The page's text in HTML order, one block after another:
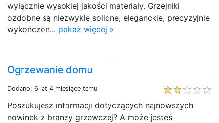
wyłącznie wysokiej jakości materiały. Grzejniki
ozdobne są niezwykle solidne, eleganckie, precyzyjnie
wykończon... pokaż więcej »
Ogrzewanie domu
Dodano: 6 lat 4 miesiące temu
Poszukujesz informacji dotyczących najnowszych
nowinek z branży grzewczej? A może jesteś